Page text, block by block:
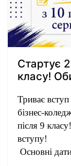
Стартує
класу!
Триває вступ
бізнес-
після 9
вступу!
Основні